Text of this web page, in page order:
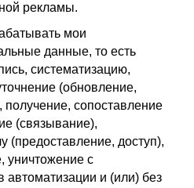
рекламы.
мои
данные, то есть
систематизацию,
(обновление,
получение, сопоставление
(связывание),
(предоставление, доступ),
уничтожение с
автоматизации и (или) без